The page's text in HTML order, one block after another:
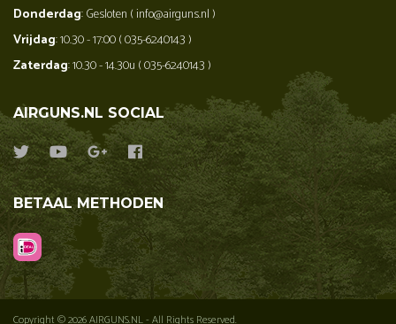
Donderdag: Gesloten ( info@airguns.nl )
Vrijdag: 10.30 - 17:00 ( 035-6240143 )
Zaterdag: 10.30 - 14.30u ( 035-6240143 )
AIRGUNS.NL SOCIAL
BETAAL METHODEN
Copyright © 2026 AIRGUNS.NL - All Rights Reserved.